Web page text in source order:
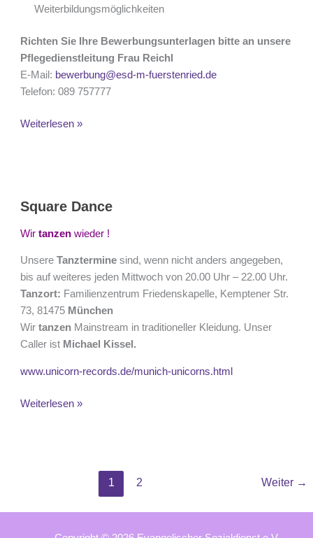
Weiterbildungsmöglichkeiten
Richten Sie Ihre Bewerbungsunterlagen bitte an unsere
Pflegedienstleitung Frau Reichl
E-Mail: bewerbung@esd-m-fuerstenried.de
Telefon: 089 757777
Weiterlesen »
Square Dance
Wir tanzen wieder !
Unsere Tanztermine sind, wenn nicht anders angegeben,
bis auf weiteres jeden Mittwoch von 20.00 Uhr – 22.00 Uhr.
Tanzort: Familienzentrum Friedenskapelle, Kemptener Str.
73, 81475 München
Wir tanzen Mainstream in traditioneller Kleidung. Unser
Caller ist Michael Kissel.
www.unicorn-records.de/munich-unicorns.html
Weiterlesen »
1 2 Weiter →